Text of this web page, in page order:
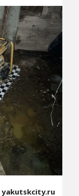
yakutskcity.ru